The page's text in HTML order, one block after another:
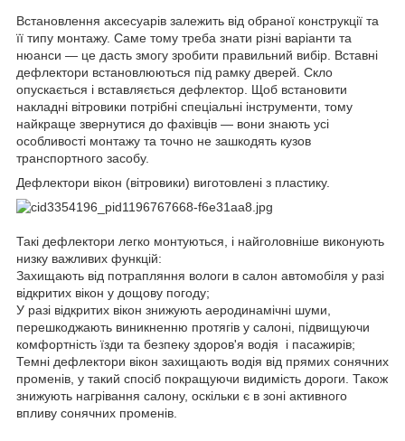
Встановлення аксесуарів залежить від обраної конструкції та
її типу монтажу. Саме тому треба знати різні варіанти та
нюанси — це дасть змогу зробити правильний вибір. Вставні
дефлектори встановлюються під рамку дверей. Скло
опускається і вставляється дефлектор. Щоб встановити
накладні вітровики потрібні спеціальні інструменти, тому
найкраще звернутися до фахівців — вони знають усі
особливості монтажу та точно не зашкодять кузов
транспортного засобу.
Дефлектори вікон (вітровики) виготовлені з пластику.
Такі дефлектори легко монтуються, і найголовніше виконують
низку важливих функцій:
Захищають від потрапляння вологи в салон автомобіля у разі
відкритих вікон у дощову погоду;
У разі відкритих вікон знижують аеродинамічні шуми,
перешкоджають виникненню протягів у салоні, підвищуючи
комфортність їзди та безпеку здоров'я водія і пасажирів;
Темні дефлектори вікон захищають водія від прямих сонячних
променів, у такий спосіб покращуючи видимість дороги. Також
знижують нагрівання салону, оскільки є в зоні активного
впливу сонячних променів.